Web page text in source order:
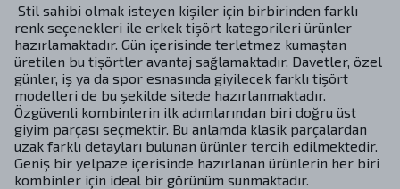
Stil sahibi olmak isteyen kişiler için birbirinden farklı
renk seçenekleri ile erkek tişört kategorileri ürünler
hazırlamaktadır. Gün içerisinde terletmez kumaştan
üretilen bu tişörtler avantaj sağlamaktadır. Davetler, özel
günler, iş ya da spor esnasında giyilecek farklı tişört
modelleri de bu şekilde sitede hazırlanmaktadır.
Özgüvenli kombinlerin ilk adımlarından biri doğru üst
giyim parçası seçmektir. Bu anlamda klasik parçalardan
uzak farklı detayları bulunan ürünler tercih edilmektedir.
Geniş bir yelpaze içerisinde hazırlanan ürünlerin her biri
kombinler için ideal bir görünüm sunmaktadır.